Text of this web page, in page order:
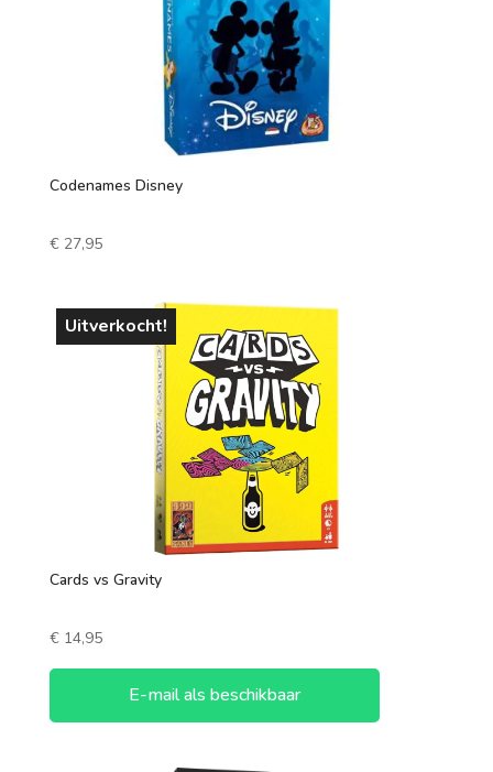
Codenames Disney
€27,95
Uitverkocht!
Cards vs Gravity
€14,95
E-mail als beschikbaar